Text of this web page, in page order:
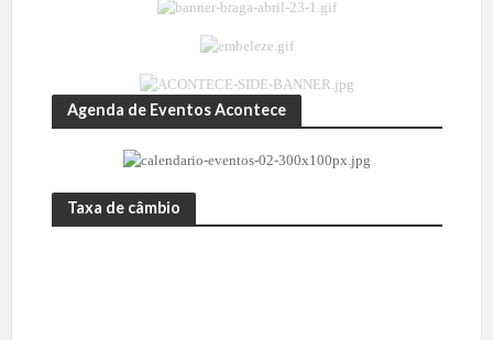
Agenda de Eventos Acontece
Taxa de câmbio